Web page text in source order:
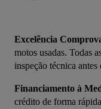
Excelência
motos usadas. Todas
inspeção técnica antes
Financiamento à
crédito de forma